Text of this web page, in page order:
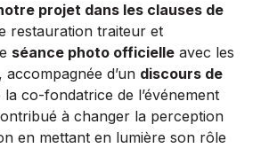
projet dans les clauses de
restauration traiteur et
séance photo officielle avec les
d’un discours de
la co-fondatrice de l’événement
à changer la perception
en mettant en lumière son rôle